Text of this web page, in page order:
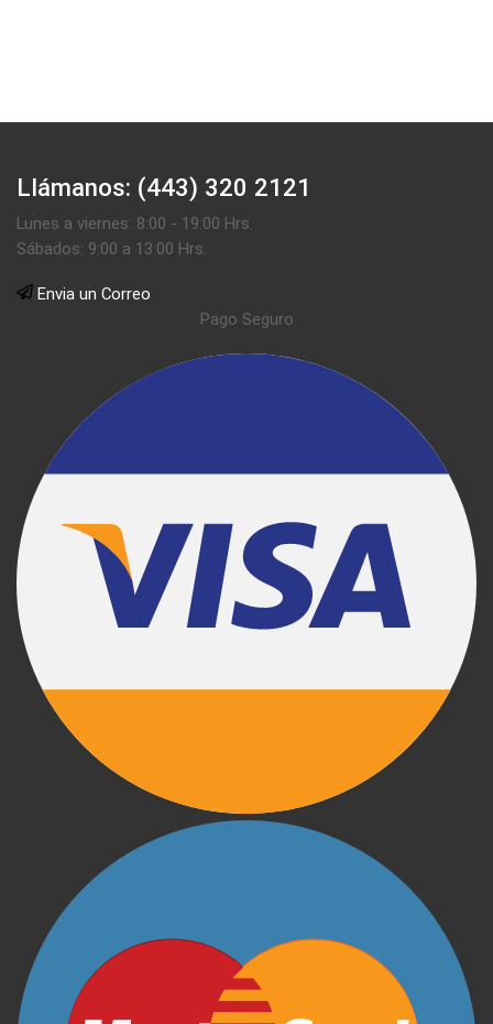
Llámanos: (443) 320 2121
Lunes a viernes: 8:00 - 19:00 Hrs.
Sábados: 9:00 a 13:00 Hrs.
Envia un Correo
Pago Seguro